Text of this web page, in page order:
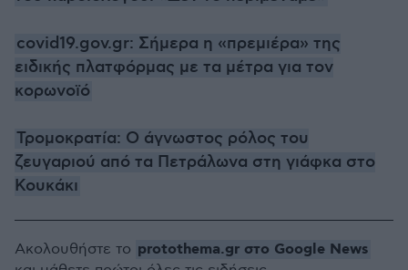
covid19.gov.gr: Σήμερα η «πρεμιέρα» της
ειδικής πλατφόρμας με τα μέτρα για τον
κορωνοϊό
Τρομοκρατία: O άγνωστος ρόλος του
ζευγαριού από τα Πετράλωνα στη γιάφκα στο
Κουκάκι
Ακολουθήστε το protothema.gr στο Google News